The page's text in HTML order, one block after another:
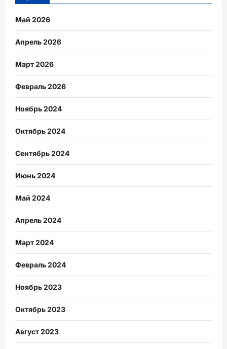
Май 2026
Апрель 2026
Март 2026
Февраль 2026
Ноябрь 2024
Октябрь 2024
Сентябрь 2024
Июнь 2024
Май 2024
Апрель 2024
Март 2024
Февраль 2024
Ноябрь 2023
Октябрь 2023
Август 2023